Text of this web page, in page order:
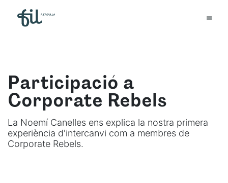
Participació a
Corporate Rebels
La Noemí Canelles ens explica la nostra primera
experiència d'intercanvi com a membres de
Corporate Rebels.